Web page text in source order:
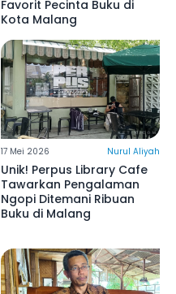
Favorit Pecinta Buku di
Kota Malang
17 Mei 2026 Nurul Aliyah
Unik! Perpus Library Cafe
Tawarkan Pengalaman
Ngopi Ditemani Ribuan
Buku di Malang